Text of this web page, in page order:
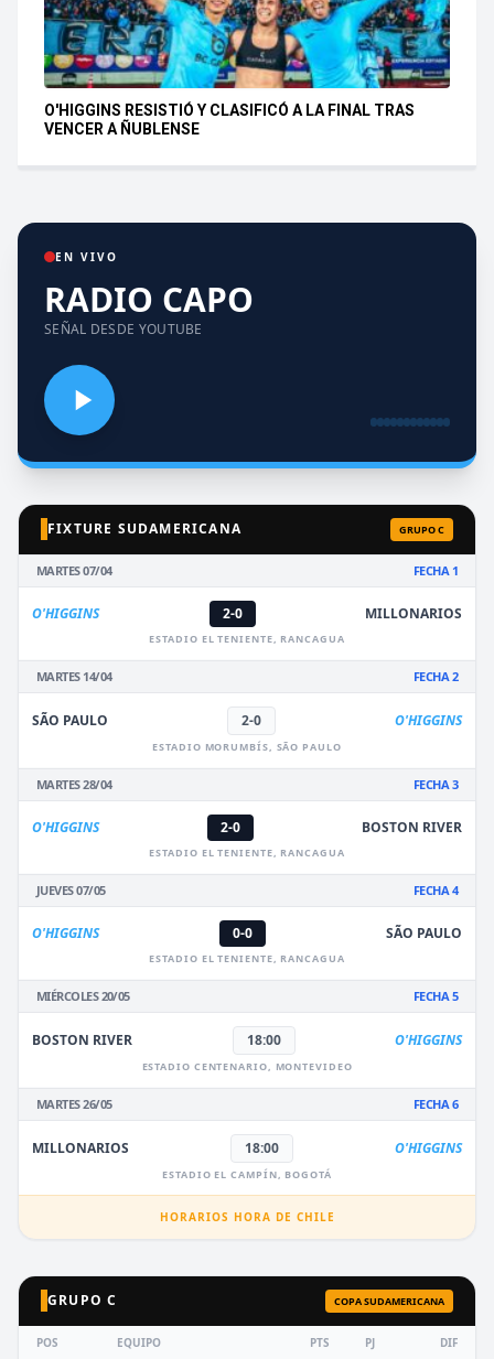
O'HIGGINS RESISTIÓ Y CLASIFICÓ A LA FINAL TRAS
VENCER A ÑUBLENSE
EN VIVO
RADIO CAPO
SEÑAL DESDE YOUTUBE
FIXTURE SUDAMERICANA GRUPO C
MARTES 07/04 FECHA 1
O'HIGGINS 2-0 MILLONARIOS
ESTADIO EL TENIENTE, RANCAGUA
MARTES 14/04 FECHA 2
SÃO PAULO 2-0 O'HIGGINS
ESTADIO MORUMBÍS, SÃO PAULO
MARTES 28/04 FECHA 3
O'HIGGINS 2-0 BOSTON RIVER
ESTADIO EL TENIENTE, RANCAGUA
JUEVES 07/05 FECHA 4
O'HIGGINS 0-0 SÃO PAULO
ESTADIO EL TENIENTE, RANCAGUA
MIÉRCOLES 20/05 FECHA 5
BOSTON RIVER 18:00 O'HIGGINS
ESTADIO CENTENARIO, MONTEVIDEO
MARTES 26/05 FECHA 6
MILLONARIOS 18:00 O'HIGGINS
ESTADIO EL CAMPÍN, BOGOTÁ
HORARIOS HORA DE CHILE
GRUPO C COPA SUDAMERICANA
POS EQUIPO PTS PJ DIF